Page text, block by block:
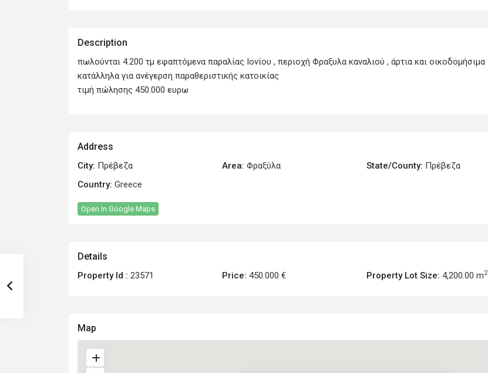
Description
πωλούνται 4.200 τμ εφαπτόμενα παραλίας Ιονίου , περιοχή Φραξυλα καναλιού , άρτια και οικοδομήσιμα
κατάλληλα για ανέγερση παραθεριστικής κατοικίας
τιμή πώλησης 450.000 ευρω
Address
City: Πρέβεζα Area: Φραξύλα State/County: Πρέβεζα
Country: Greece
Open In Google Maps
Details
Property Id : 23571 Price: 450.000 € Property Lot Size: 4,200.00 m2
Map